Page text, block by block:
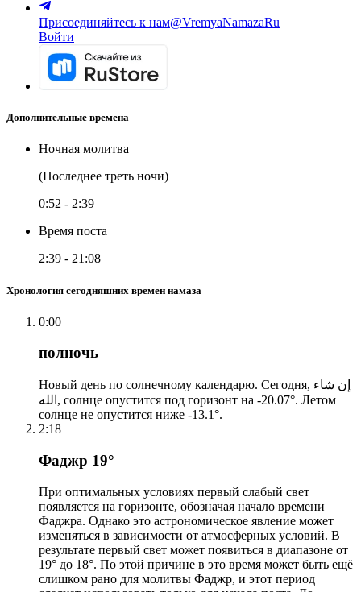
Присоединяйтесь к нам@VremyaNamazaRu
Войти
Дополнительные времена
Ночная молитва
(Последнее треть ночи)
0:52 - 2:39
Время поста
2:39 - 21:08
Хронология сегодняшних времен намаза
0:00
полночь
Новый день по солнечному календарю. Сегодня, إن شاء
الله, солнце опустится под горизонт на -20.07°. Летом
солнце не опустится ниже -13.1°.
2:18
Фаджр 19°
При оптимальных условиях первый слабый свет
появляется на горизонте, обозначая начало времени
Фаджра. Однако это астрономическое явление может
изменяться в зависимости от атмосферных условий. В
результате первый свет может появиться в диапазоне от
19° до 18°. По этой причине в это время может быть ещё
слишком рано для молитвы Фаджр, и этот период